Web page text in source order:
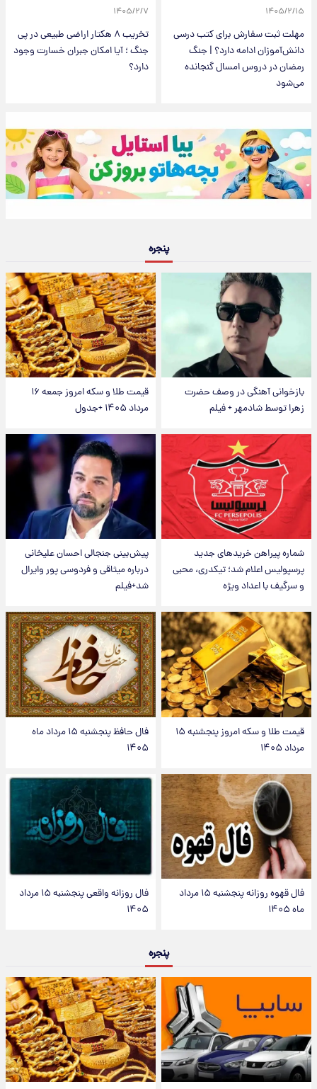
۱۴۰۵/۲/۱۵
مهلت ثبت سفارش برای کتب درسی
دانش‌آموزان ادامه دارد؟ | جنگ
رمضان در دروس امسال گنجانده
می‌شود
۱۴۰۵/۲/۷
تخریب ۸ هکتار اراضی طبیعی در پی
جنگ ؛ آیا امکان جبران خسارت وجود
دارد؟
پنجره
بازخوانی آهنگی در وصف حضرت
زهرا توسط شادمهر + فیلم
قیمت طلا و سکه امروز جمعه ۱۶
مرداد ۱۴۰۵ +جدول
شماره پیراهن خریدهای جدید
پرسپولیس اعلام شد؛ تیکدری، محبی
و سرگیف با اعداد ویژه
پیش‌بینی جنجالی احسان علیخانی
درباره میثاقی و فردوسی پور وایرال
شد+فیلم
قیمت طلا و سکه امروز پنجشنبه ۱۵
مرداد ۱۴۰۵
فال حافظ پنجشنبه ۱۵ مرداد ماه
۱۴۰۵
فال قهوه روزانه پنجشنبه ۱۵ مرداد
ماه ۱۴۰۵
فال روزانه واقعی پنجشنبه ۱۵ مرداد
۱۴۰۵
پنجره